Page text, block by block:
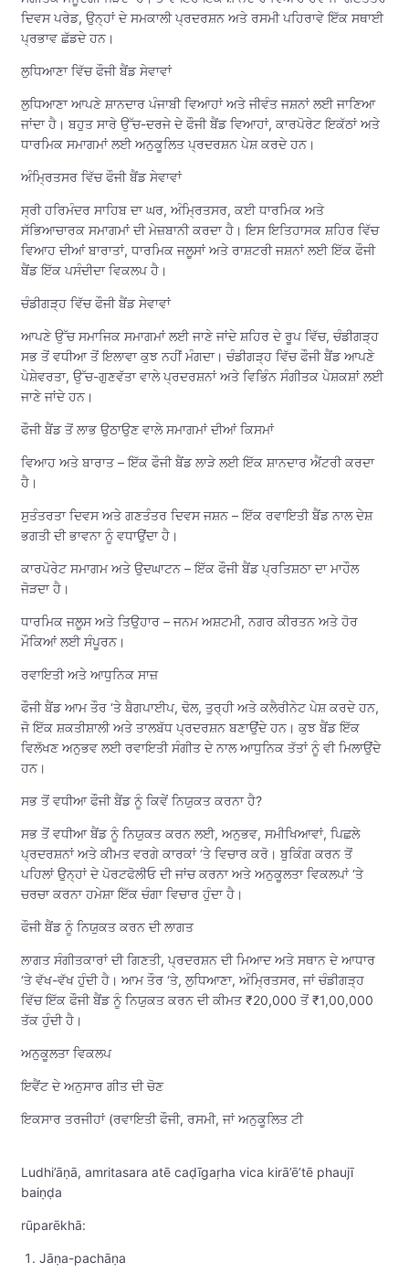
ਦਿਵਸ ਪਰੇਡ, ਉਨ੍ਹਾਂ ਦੇ ਸਮਕਾਲੀ ਪ੍ਰਦਰਸ਼ਨ ਅਤੇ ਰਸਮੀ ਪਹਿਰਾਵੇ ਇੱਕ ਸਥਾਈ
ਪ੍ਰਭਾਵ ਛੱਡਦੇ ਹਨ।
ਲੁਧਿਆਣਾ ਵਿੱਚ ਫੌਜੀ ਬੈਂਡ ਸੇਵਾਵਾਂ
ਲੁਧਿਆਣਾ ਆਪਣੇ ਸ਼ਾਨਦਾਰ ਪੰਜਾਬੀ ਵਿਆਹਾਂ ਅਤੇ ਜੀਵੰਤ ਜਸ਼ਨਾਂ ਲਈ ਜਾਣਿਆ
ਜਾਂਦਾ ਹੈ। ਬਹੁਤ ਸਾਰੇ ਉੱਚ-ਦਰਜੇ ਦੇ ਫੌਜੀ ਬੈਂਡ ਵਿਆਹਾਂ, ਕਾਰਪੋਰੇਟ ਇਕੱਠਾਂ ਅਤੇ
ਧਾਰਮਿਕ ਸਮਾਗਮਾਂ ਲਈ ਅਨੁਕੂਲਿਤ ਪ੍ਰਦਰਸ਼ਨ ਪੇਸ਼ ਕਰਦੇ ਹਨ।
ਅੰਮ੍ਰਿਤਸਰ ਵਿੱਚ ਫੌਜੀ ਬੈਂਡ ਸੇਵਾਵਾਂ
ਸ੍ਰੀ ਹਰਿਮੰਦਰ ਸਾਹਿਬ ਦਾ ਘਰ, ਅੰਮ੍ਰਿਤਸਰ, ਕਈ ਧਾਰਮਿਕ ਅਤੇ
ਸੱਭਿਆਚਾਰਕ ਸਮਾਗਮਾਂ ਦੀ ਮੇਜ਼ਬਾਨੀ ਕਰਦਾ ਹੈ। ਇਸ ਇਤਿਹਾਸਕ ਸ਼ਹਿਰ ਵਿੱਚ
ਵਿਆਹ ਦੀਆਂ ਬਾਰਾਤਾਂ, ਧਾਰਮਿਕ ਜਲੂਸਾਂ ਅਤੇ ਰਾਸ਼ਟਰੀ ਜਸ਼ਨਾਂ ਲਈ ਇੱਕ ਫੌਜੀ
ਬੈਂਡ ਇੱਕ ਪਸੰਦੀਦਾ ਵਿਕਲਪ ਹੈ।
ਚੰਡੀਗੜ੍ਹ ਵਿੱਚ ਫੌਜੀ ਬੈਂਡ ਸੇਵਾਵਾਂ
ਆਪਣੇ ਉੱਚ ਸਮਾਜਿਕ ਸਮਾਗਮਾਂ ਲਈ ਜਾਣੇ ਜਾਂਦੇ ਸ਼ਹਿਰ ਦੇ ਰੂਪ ਵਿੱਚ, ਚੰਡੀਗੜ੍ਹ
ਸਭ ਤੋਂ ਵਧੀਆ ਤੋਂ ਇਲਾਵਾ ਕੁਝ ਨਹੀਂ ਮੰਗਦਾ। ਚੰਡੀਗੜ੍ਹ ਵਿੱਚ ਫੌਜੀ ਬੈਂਡ ਆਪਣੇ
ਪੇਸ਼ੇਵਰਤਾ, ਉੱਚ-ਗੁਣਵੱਤਾ ਵਾਲੇ ਪ੍ਰਦਰਸ਼ਨਾਂ ਅਤੇ ਵਿਭਿੰਨ ਸੰਗੀਤਕ ਪੇਸ਼ਕਸ਼ਾਂ ਲਈ
ਜਾਣੇ ਜਾਂਦੇ ਹਨ।
ਫੌਜੀ ਬੈਂਡ ਤੋਂ ਲਾਭ ਉਠਾਉਣ ਵਾਲੇ ਸਮਾਗਮਾਂ ਦੀਆਂ ਕਿਸਮਾਂ
ਵਿਆਹ ਅਤੇ ਬਾਰਾਤ – ਇੱਕ ਫੌਜੀ ਬੈਂਡ ਲਾੜੇ ਲਈ ਇੱਕ ਸ਼ਾਨਦਾਰ ਐਂਟਰੀ ਕਰਦਾ
ਹੈ।
ਸੁਤੰਤਰਤਾ ਦਿਵਸ ਅਤੇ ਗਣਤੰਤਰ ਦਿਵਸ ਜਸ਼ਨ – ਇੱਕ ਰਵਾਇਤੀ ਬੈਂਡ ਨਾਲ ਦੇਸ਼
ਭਗਤੀ ਦੀ ਭਾਵਨਾ ਨੂੰ ਵਧਾਉਂਦਾ ਹੈ।
ਕਾਰਪੋਰੇਟ ਸਮਾਗਮ ਅਤੇ ਉਦਘਾਟਨ – ਇੱਕ ਫੌਜੀ ਬੈਂਡ ਪ੍ਰਤਿਸ਼ਠਾ ਦਾ ਮਾਹੌਲ
ਜੋੜਦਾ ਹੈ।
ਧਾਰਮਿਕ ਜਲੂਸ ਅਤੇ ਤਿਉਹਾਰ – ਜਨਮ ਅਸ਼ਟਮੀ, ਨਗਰ ਕੀਰਤਨ ਅਤੇ ਹੋਰ
ਮੌਕਿਆਂ ਲਈ ਸੰਪੂਰਨ।
ਰਵਾਇਤੀ ਅਤੇ ਆਧੁਨਿਕ ਸਾਜ਼
ਫੌਜੀ ਬੈਂਡ ਆਮ ਤੌਰ ‘ਤੇ ਬੈਗਪਾਈਪ, ਢੋਲ, ਤੁਰ੍ਹੀ ਅਤੇ ਕਲੈਰੀਨੇਟ ਪੇਸ਼ ਕਰਦੇ ਹਨ,
ਜੋ ਇੱਕ ਸ਼ਕਤੀਸ਼ਾਲੀ ਅਤੇ ਤਾਲਬੱਧ ਪ੍ਰਦਰਸ਼ਨ ਬਣਾਉਂਦੇ ਹਨ। ਕੁਝ ਬੈਂਡ ਇੱਕ
ਵਿਲੱਖਣ ਅਨੁਭਵ ਲਈ ਰਵਾਇਤੀ ਸੰਗੀਤ ਦੇ ਨਾਲ ਆਧੁਨਿਕ ਤੱਤਾਂ ਨੂੰ ਵੀ ਮਿਲਾਉਂਦੇ
ਹਨ।
ਸਭ ਤੋਂ ਵਧੀਆ ਫੌਜੀ ਬੈਂਡ ਨੂੰ ਕਿਵੇਂ ਨਿਯੁਕਤ ਕਰਨਾ ਹੈ?
ਸਭ ਤੋਂ ਵਧੀਆ ਬੈਂਡ ਨੂੰ ਨਿਯੁਕਤ ਕਰਨ ਲਈ, ਅਨੁਭਵ, ਸਮੀਖਿਆਵਾਂ, ਪਿਛਲੇ
ਪ੍ਰਦਰਸ਼ਨਾਂ ਅਤੇ ਕੀਮਤ ਵਰਗੇ ਕਾਰਕਾਂ ‘ਤੇ ਵਿਚਾਰ ਕਰੋ। ਬੁਕਿੰਗ ਕਰਨ ਤੋਂ
ਪਹਿਲਾਂ ਉਨ੍ਹਾਂ ਦੇ ਪੋਰਟਫੋਲੀਓ ਦੀ ਜਾਂਚ ਕਰਨਾ ਅਤੇ ਅਨੁਕੂਲਤਾ ਵਿਕਲਪਾਂ ‘ਤੇ
ਚਰਚਾ ਕਰਨਾ ਹਮੇਸ਼ਾ ਇੱਕ ਚੰਗਾ ਵਿਚਾਰ ਹੁੰਦਾ ਹੈ।
ਫੌਜੀ ਬੈਂਡ ਨੂੰ ਨਿਯੁਕਤ ਕਰਨ ਦੀ ਲਾਗਤ
ਲਾਗਤ ਸੰਗੀਤਕਾਰਾਂ ਦੀ ਗਿਣਤੀ, ਪ੍ਰਦਰਸ਼ਨ ਦੀ ਮਿਆਦ ਅਤੇ ਸਥਾਨ ਦੇ ਆਧਾਰ
‘ਤੇ ਵੱਖ-ਵੱਖ ਹੁੰਦੀ ਹੈ। ਆਮ ਤੌਰ ‘ਤੇ, ਲੁਧਿਆਣਾ, ਅੰਮ੍ਰਿਤਸਰ, ਜਾਂ ਚੰਡੀਗੜ੍ਹ
ਵਿੱਚ ਇੱਕ ਫੌਜੀ ਬੈਂਡ ਨੂੰ ਨਿਯੁਕਤ ਕਰਨ ਦੀ ਕੀਮਤ ₹20,000 ਤੋਂ ₹1,00,000
ਤੱਕ ਹੁੰਦੀ ਹੈ।
ਅਨੁਕੂਲਤਾ ਵਿਕਲਪ
ਇਵੈਂਟ ਦੇ ਅਨੁਸਾਰ ਗੀਤ ਦੀ ਚੋਣ
ਇਕਸਾਰ ਤਰਜੀਹਾਂ (ਰਵਾਇਤੀ ਫੌਜੀ, ਰਸਮੀ, ਜਾਂ ਅਨੁਕੂਲਿਤ ਟੀ
Ludhi’āṇā, amritasara atē caḍīgaṛha vica kirā’ē’tē phaujī
baiṇḍa
rūparēkhā:
Jāṇa-pachāṇa